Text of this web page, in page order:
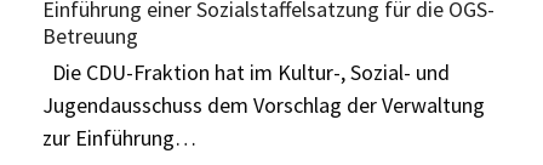
Einführung einer Sozialstaffelsatzung für die OGS-
Betreuung
Die CDU-Fraktion hat im Kultur-, Sozial- und
Jugendausschuss dem Vorschlag der Verwaltung
zur Einführung…